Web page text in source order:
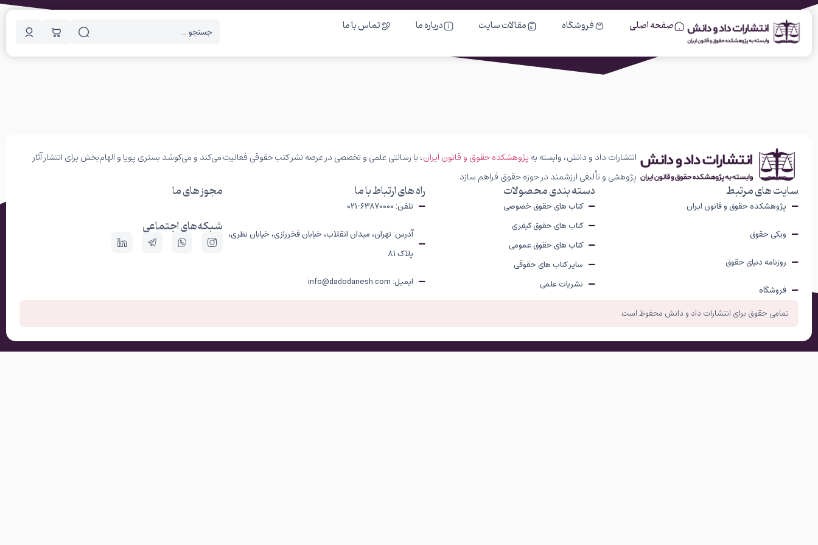
صفحه اصلی فروشگاه مقالات سایت درباره ما تماس با ما
انتشارات داد و دانش، وابسته بهپژوهشکده حقوق و قانون ایران، با رسالتی علمی و تخصصی در عرصه نشر کتب حقوقی فعالیت می‌کند و می‌کوشد بستری پویا و الهام‌بخش برای انتشار آثار
پژوهشی و تألیفی ارزشمند در حوزه حقوق فراهم سازد.
سایت های مرتبط
پژوهشکده حقوق و قانون ایران
ویکی حقوق
روزنامه دنیای حقوق
فروشگاه
دسته بندی محصولات
کتاب های حقوق خصوصی
کتاب های حقوق کیفری
کتاب های حقوق عمومی
سایر کتاب های حقوقی
نشریات علمی
راه های ارتباط با ما
تلفن: 63870000-021
آدرس: تهران، میدان انقلاب، خیابان فخررازی، خیابان نظری،
پلاک 81
ایمیل: info@dadodanesh.com
مجوز های ما
شبکه‌های اجتماعی
تمامی حقوق برای انتشارات داد و دانش محفوظ است.